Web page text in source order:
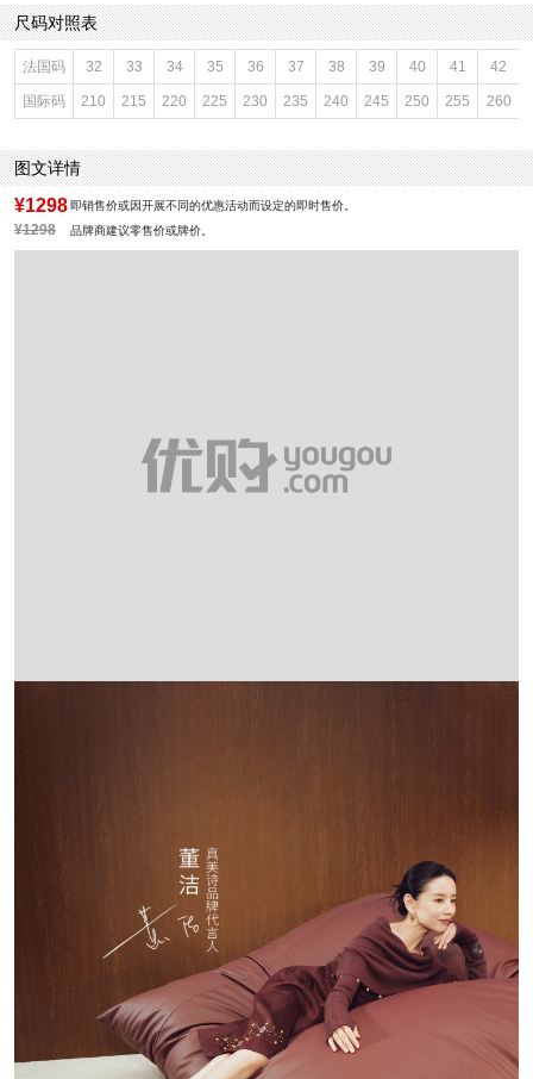
闭合方式：一字式扣带
前掌高度：无
款式季节：秋季
配跟：无
鞋垫材质：羊皮革
鞋头款式：圆头
鞋面材质：羊反绒
鞋面图案：纯色
参考鞋长(女)：24.5CM
适用人群：女子
性别：女子
皮质特征：羊皮革
里料材质：超纤,羊皮革
防水台高度：无
风格：休闲
尺码对照表
法国码 32 33 34 35 36 37 38 39 40 41 42
国际码 210 215 220 225 230 235 240 245 250 255 260
图文详情
¥1298 即销售价或因开展不同的优惠活动而设定的即时售价。
¥1298 品牌商建议零售价或牌价。